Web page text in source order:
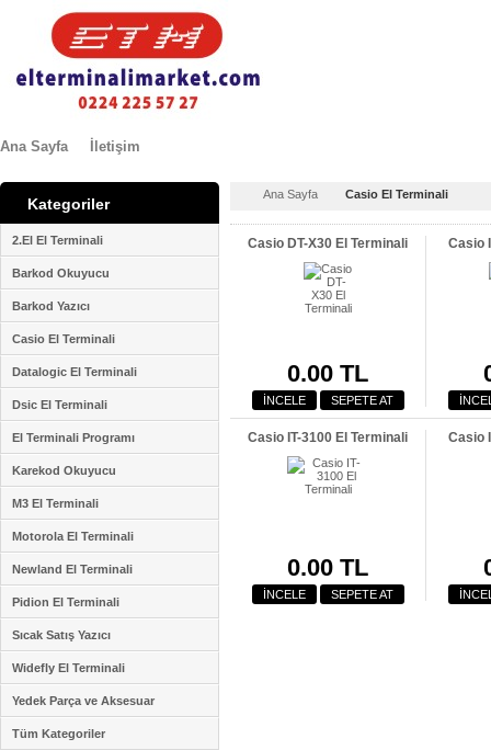
Ana Sayfa İletişim
Kategoriler
2.El El Terminali
Barkod Okuyucu
Barkod Yazıcı
Casio El Terminali
Datalogic El Terminali
Dsic El Terminali
El Terminali Programı
Karekod Okuyucu
M3 El Terminali
Motorola El Terminali
Newland El Terminali
Pidion El Terminali
Sıcak Satış Yazıcı
Widefly El Terminali
Yedek Parça ve Aksesuar
Tüm Kategoriler
Ana Sayfa Casio El Terminali
Casio DT-X30 El Terminali
0.00 TL
İNCELE SEPETE AT
Casio
Casio IT-3100 El Terminali
0.00 TL
İNCELE SEPETE AT
Casio